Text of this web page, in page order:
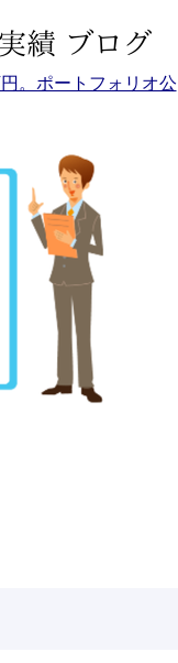
。ポートフォリオ公